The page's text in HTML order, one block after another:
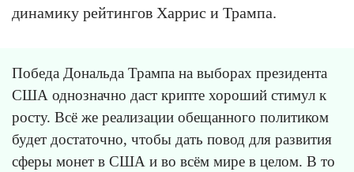
динамику рейтингов Харрис и Трампа.
Победа Дональда Трампа на выборах президента
США однозначно даст крипте хороший стимул к
росту. Всё же реализации обещанного политиком
будет достаточно, чтобы дать повод для развития
сферы монет в США и во всём мире в целом. В то